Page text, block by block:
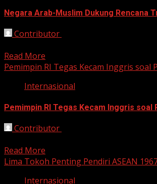
Negara Arab-Muslim Dukung Rencana
Contributor
Read More
Pemimpin RI Tegas Kecam Inggris soal
Internasional
Pemimpin RI Tegas Kecam Inggris soal
Contributor
Read More
Lima Tokoh Penting Pendiri ASEAN
Internasional